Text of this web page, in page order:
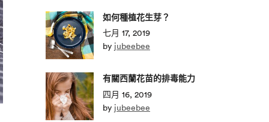
如何種植花生芽？
七月 17, 2019
by jubeebee
有關西蘭花苗的排毒能力
四月 16, 2019
by jubeebee